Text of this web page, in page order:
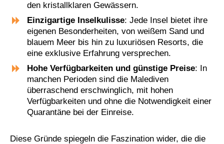
den kristallklaren Gewässern​​​​.
Einzigartige Inselkulisse: Jede Insel bietet ihre
eigenen Besonderheiten, von weißem Sand und
blauem Meer bis hin zu luxuriösen Resorts, die
eine exklusive Erfahrung versprechen​​.
Hohe Verfügbarkeiten und günstige Preise: In
manchen Perioden sind die Malediven
überraschend erschwinglich, mit hohen
Verfügbarkeiten und ohne die Notwendigkeit einer
Quarantäne bei der Einreise​​.
Diese Gründe spiegeln die Faszination wider, die die